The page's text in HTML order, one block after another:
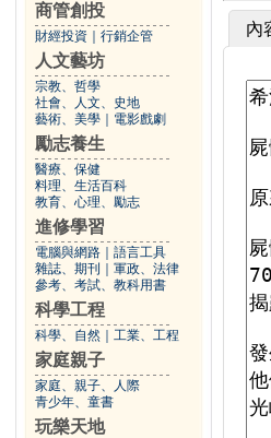
商管創投
財經投資 行銷企管
人文藝坊
宗教、哲學
社會、人文、史地
藝術、美學
電影戲劇
勵志養生
醫療、保健
料理、生活百科
教育、心理、勵志
進修學習
電腦與網路
語言工具
雜誌、期刊
軍政、法律
參考、考試、教科用書
科學工程
科學、自然 工業、工程
家庭親子
家庭、親子、人際
青少年、童書
玩樂天地
內